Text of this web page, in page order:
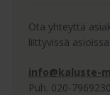
Ota yhteyttä
liittyvissä asioissa.
info@kaluste-
Puh. 020-7969230